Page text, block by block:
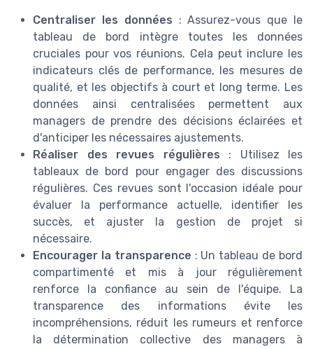
Centraliser les données : Assurez-vous que le
tableau de bord intègre toutes les données
cruciales pour vos réunions. Cela peut inclure les
indicateurs clés de performance, les mesures de
qualité, et les objectifs à court et long terme. Les
données ainsi centralisées permettent aux
managers de prendre des décisions éclairées et
d'anticiper les nécessaires ajustements.
Réaliser des revues régulières : Utilisez les
tableaux de bord pour engager des discussions
régulières. Ces revues sont l'occasion idéale pour
évaluer la performance actuelle, identifier les
succès, et ajuster la gestion de projet si
nécessaire.
Encourager la transparence : Un tableau de bord
compartimenté et mis à jour régulièrement
renforce la confiance au sein de l'équipe. La
transparence des informations évite les
incompréhensions, réduit les rumeurs et renforce
la détermination collective des managers à